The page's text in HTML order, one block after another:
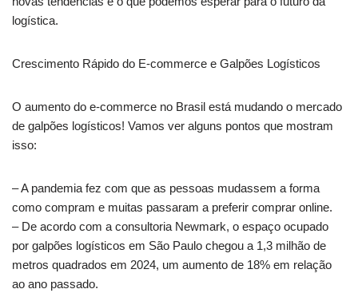
logística.
Crescimento Rápido do E-commerce e Galpões Logísticos
O aumento do e-commerce no Brasil está mudando o mercado
de galpões logísticos! Vamos ver alguns pontos que mostram
isso:
– A pandemia fez com que as pessoas mudassem a forma
como compram e muitas passaram a preferir comprar online.
– De acordo com a consultoria Newmark, o espaço ocupado
por galpões logísticos em São Paulo chegou a 1,3 milhão de
metros quadrados em 2024, um aumento de 18% em relação
ao ano passado.